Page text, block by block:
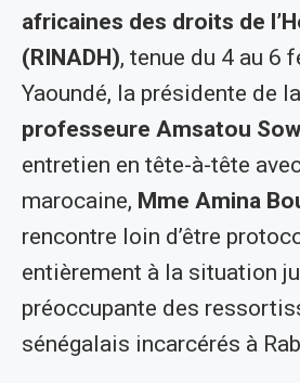
africaines des droits de
(RINADH), tenue du 4 au 6
Yaoundé, la présidente de
professeure Amsatou
entretien en tête-à-tête
marocaine, Mme Amina
rencontre loin d’être
entièrement à la situation
préoccupante des
sénégalais incarcérés à